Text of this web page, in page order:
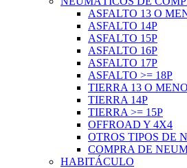
ASFALTO 13 O
ASFALTO 14P
ASFALTO 15P
ASFALTO 16P
ASFALTO 17P
ASFALTO >= 18P
TIERRA 13 O
TIERRA 14P
TIERRA >= 15P
OFFROAD Y 4X4
OTROS TIPOS DE
COMPRA DE
HABITÁCULO